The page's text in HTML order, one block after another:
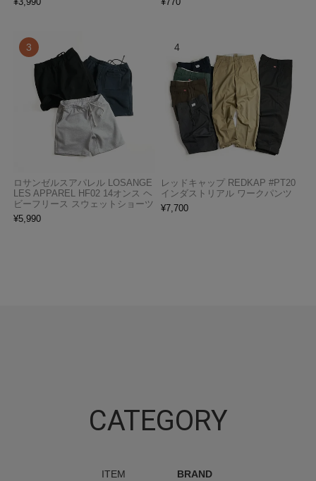
ロサンゼルスアパレル LOSANGE
LES APPAREL HF02 14オンス ヘ
ビーフリース スウェットショーツ
¥5,990
レッドキャップ REDKAP #PT20
インダストリアル ワークパンツ
¥7,700
CATEGORY
ITEM BRAND